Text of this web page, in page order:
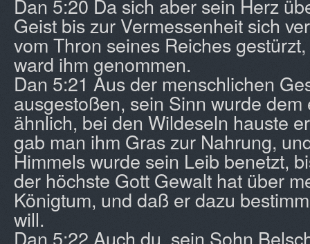
Dan 5:20 Da sich aber sein Herz
Geist bis zur Vermessenheit sich
vom Thron seines Reiches
ward ihm genommen.
Dan 5:21 Aus der menschlichen
ausgestoßen, sein Sinn wurde dem
ähnlich, bei den Wildeseln hauste
gab man ihm Gras zur Nahrung,
Himmels wurde sein Leib benetzt,
der höchste Gott Gewalt hat über
Königtum, und daß er dazu
will.
Dan 5:22 Auch du, sein Sohn